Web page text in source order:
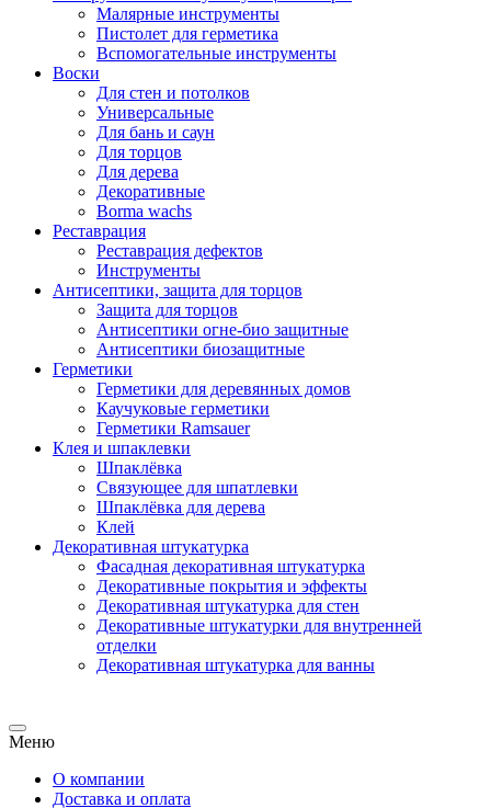
Малярные инструменты
Пистолет для герметика
Вспомогательные инструменты
Воски
Для стен и потолков
Универсальные
Для бань и саун
Для торцов
Для дерева
Декоративные
Borma wachs
Реставрация
Реставрация дефектов
Инструменты
Антисептики, защита для торцов
Защита для торцов
Антисептики огне-био защитные
Антисептики биозащитные
Герметики
Герметики для деревянных домов
Каучуковые герметики
Герметики Ramsauer
Клея и шпаклевки
Шпаклёвка
Связующее для шпатлевки
Шпаклёвка для дерева
Клей
Декоративная штукатурка
Фасадная декоративная штукатурка
Декоративные покрытия и эффекты
Декоративная штукатурка для стен
Декоративные штукатурки для внутренней
отделки
Декоративная штукатурка для ванны
Меню
О компании
Доставка и оплата